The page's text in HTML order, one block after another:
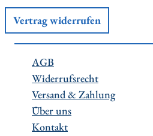
Vertrag widerrufen
AGB
Widerrufsrecht
Versand & Zahlung
Über uns
Kontakt